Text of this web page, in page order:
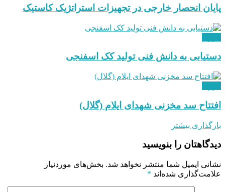
پایان انحصار خارجی در تجهیزات استراتژیک کاستیک
دستیابی به دانش فنی تولید کک اسفنجی
افتتاح سد مخزنی شهدای ایلام (گلال)
بارگذاری بیشتر
دیدگاهتان را بنویسید
نشانی ایمیل شما منتشر نخواهد شد. بخش‌های موردنیاز
علامت‌گذاری شده‌اند *